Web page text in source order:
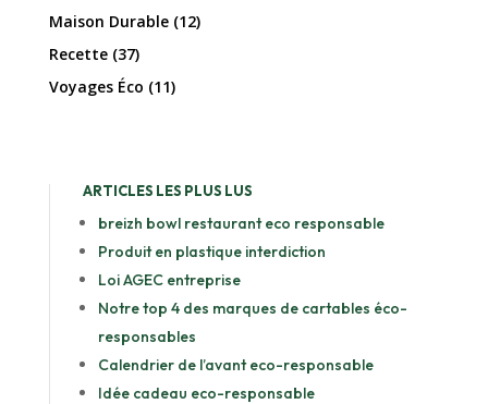
Maison Durable(12)
Recette(37)
Voyages Éco (11)
ARTICLES LES PLUS LUS
breizh bowl restaurant eco responsable
Produit en plastique interdiction
Loi AGEC entreprise
Notre top 4 des marques de cartables éco-
responsables
Calendrier de l’avant eco-responsable
Idée cadeau eco-responsable